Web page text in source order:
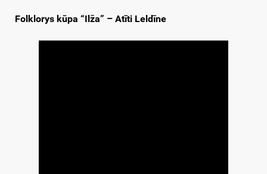
Folklorys kūpa “Ilža” – Atīti Leldīne